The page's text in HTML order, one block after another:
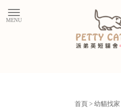
首頁 > 幼貓找家